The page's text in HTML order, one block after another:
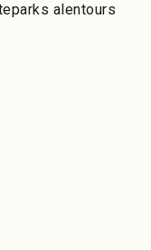
alentours